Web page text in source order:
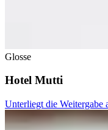
Glosse
Hotel Mutti
Unterliegt die